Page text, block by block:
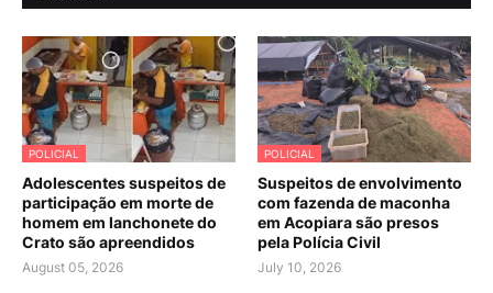
POLICIAL
Adolescentes suspeitos de
participação em morte de
homem em lanchonete do
Crato são apreendidos
August 05, 2026
POLICIAL
Suspeitos de envolvimento
com fazenda de maconha
em Acopiara são presos
pela Polícia Civil
July 10, 2026